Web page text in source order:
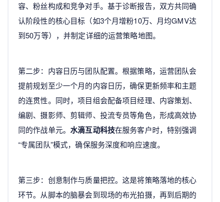
容、粉丝构成和竞争对手。基于诊断报告，双方共同确
认阶段性的核心目标（如3个月增粉10万、月均GMV达
到50万等），并制定详细的运营策略地图。
第二步：内容日历与团队配置。根据策略，运营团队会
提前规划至少一个月的内容日历，确保更新频率和主题
的连贯性。同时，项目组会配备项目经理、内容策划、
编剧、摄影师、剪辑师、投流专员等角色，形成高效协
同的作战单元。水滴互动科技在服务客户时，特别强调
“专属团队”模式，确保服务深度和响应速度。
第三步：创意制作与质量把控。这是将策略落地的核心
环节。从脚本的脑暴会到现场的布光拍摄，再到后期的